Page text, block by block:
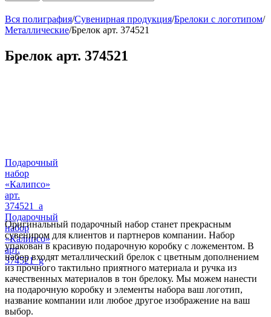
Вся полиграфия/Сувенирная продукция/Брелоки с логотипом/
Металлические/Брелок арт. 374521
Брелок арт. 374521
Подарочный
набор
«Калипсо»
арт.
374521_a
Подарочный
набор
«Калипсо»
арт.
374521_g
Оригинальный подарочный набор станет прекрасным
сувениром для клиентов и партнеров компании. Набор
упакован в красивую подарочную коробку с ложементом. В
набор входят металлический брелок с цветным дополнением
из прочного тактильно приятного материала и ручка из
качественных материалов в тон брелоку. Мы можем нанести
на подарочную коробку и элементы набора ваш логотип,
название компании или любое другое изображение на ваш
выбор.